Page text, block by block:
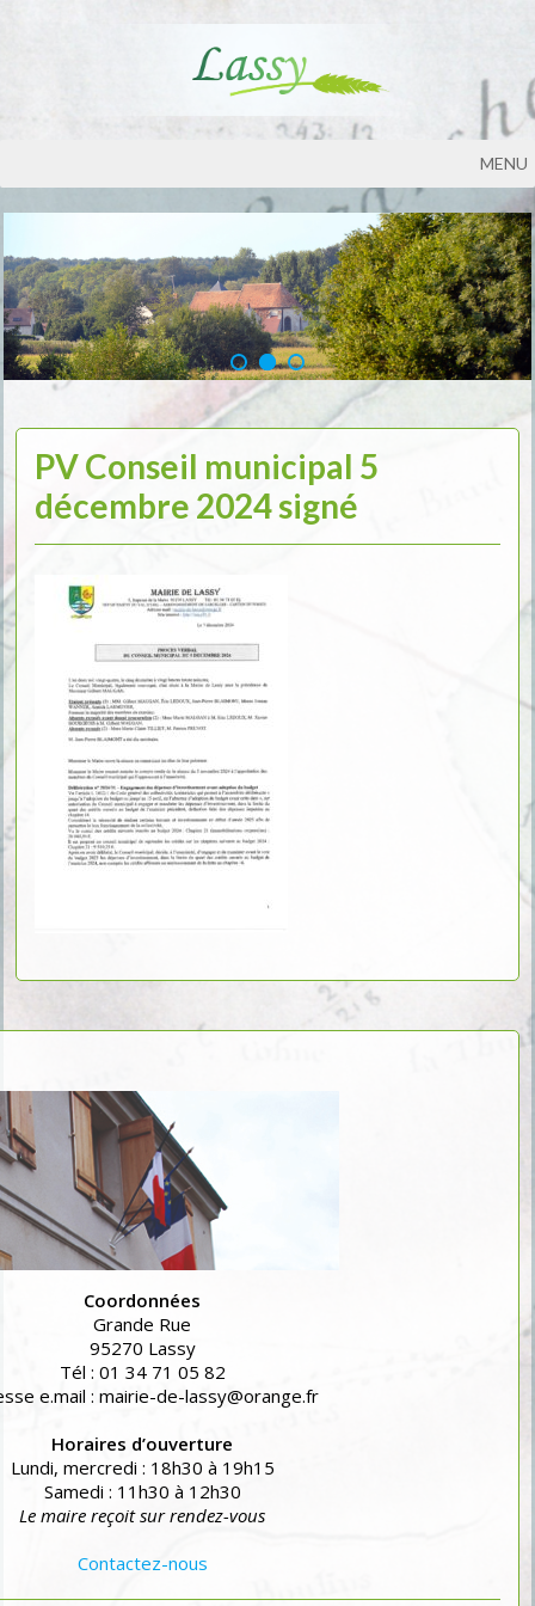
MENU
PV Conseil municipal 5
décembre 2024 signé
Coordonnées
Grande Rue
95270 Lassy
Tél : 01 34 71 05 82
e.mail : mairie-de-lassy@orange.fr
Horaires d’ouverture
Lundi, mercredi : 18h30 à 19h15
Samedi : 11h30 à 12h30
Le maire reçoit sur rendez-vous
Contactez-nous